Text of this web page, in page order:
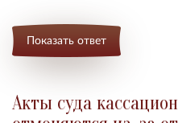
Показать ответ
Акты суда